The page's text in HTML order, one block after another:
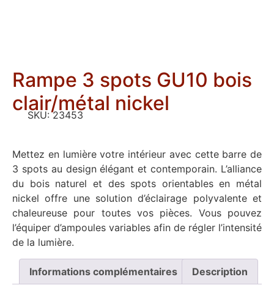
Rampe 3 spots GU10 bois
clair/métal nickel
SKU: 23453
Mettez en lumière votre intérieur avec cette barre de
3 spots au design élégant et contemporain. L’alliance
du bois naturel et des spots orientables en métal
nickel offre une solution d’éclairage polyvalente et
chaleureuse pour toutes vos pièces. Vous pouvez
l’équiper d’ampoules variables afin de régler l’intensité
de la lumière.
Informations complémentaires Description